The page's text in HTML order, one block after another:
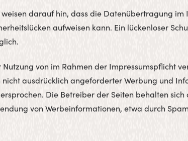
weisen darauf hin, dass die Datenübertragung
aufweisen kann. Ein lückenloser
Nutzung von im Rahmen der Impressumspflicht
nicht ausdrücklich angeforderter Werbung und
Die Betreiber der Seiten behalten
von Werbeinformationen, etwa durch